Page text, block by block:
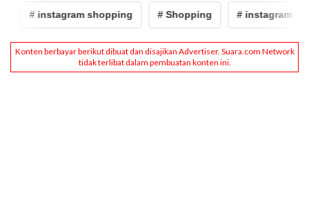
# instagram shopping # Shopping # instagram